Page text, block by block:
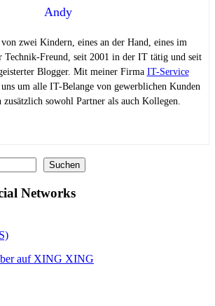
Andy
zwei Kindern, eines an der Hand, eines im
Technik-Freund, seit 2001 in der IT tätig und seit
Blogger. Mit meiner Firma IT-Service
um alle IT-Belange von gewerblichen Kunden
zusätzlich sowohl Partner als auch Kollegen.
Suchen
Networks
XING